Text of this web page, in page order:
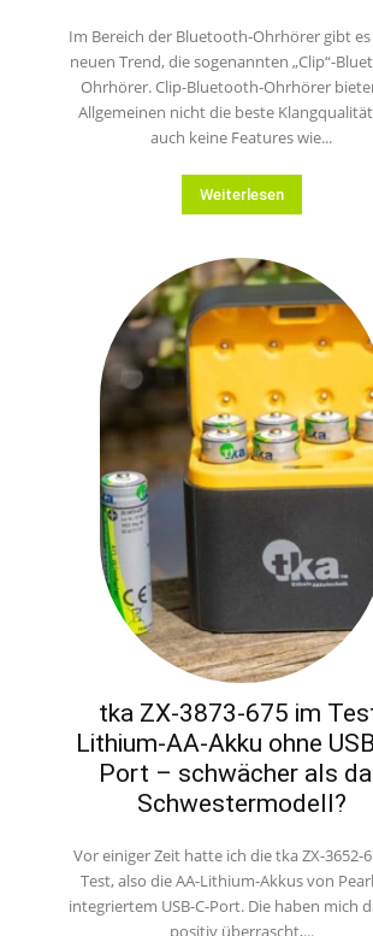
Im Bereich der Bluetooth-Ohrhörer gibt
neuen Trend, die sogenannten „Clip“-
Ohrhörer. Clip-Bluetooth-Ohrhörer bieten im
Allgemeinen nicht die beste
auch keine Features wie...
Weiterlesen
tka ZX-3873-675 im
Lithium-AA-Akku ohne
Port – schwächer als
Schwestermodell?
Vor einiger Zeit hatte ich die tka ZX-3652-
Test, also die AA-Lithium-Akkus von
integriertem USB-C-Port. Die haben mich
positiv überrascht,...